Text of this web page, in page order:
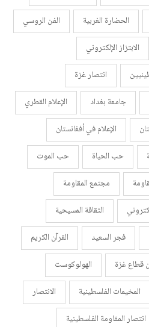
الحضارة الغربية
الفن الروسي
الابتزاز الإلكتروني
انتصار غزة
جامعة بغداد
الإعلام القطري
الإعلام في أفغانستان
حب الحياة
حب الموت
مجتمع المقاومة
الثقافة المسيحية
فجر السعيد
القرآن الكريم
قطاع غزة
الهولوكوست
المخيمات الفلسطينية
الانتصار
انتصار المقاومة الفلسطينية